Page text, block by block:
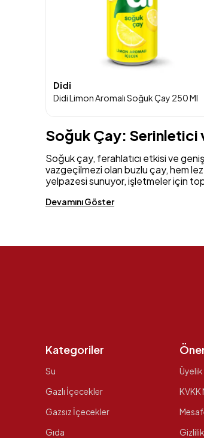
Didi
Didi Limon Aromalı Soğuk Çay 250 Ml
Soğuk Çay: Serinletici
Soğuk çay, ferahlatıcı etkisi ve
vazgeçilmezi olan buzlu çay, hem
yelpazesi sunuyor, işletmeler için
Devamını Göster
Kategoriler
Su
Gazlı İçecekler
Gazsız İçecekler
Gıda
KVKK